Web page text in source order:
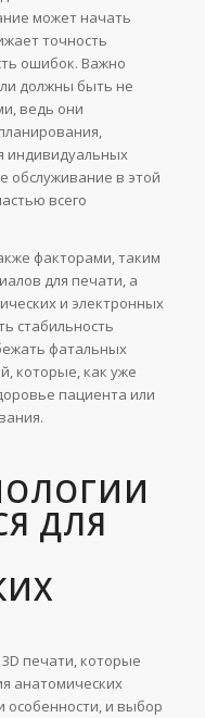
может начать
точность
ошибок. Важно
должны быть не
ведь они
индивидуальных
обслуживание в этой
всего
факторами, таким
для печати, а
и электронных
стабильность
фатальных
которые, как уже
пациента или
ДЛЯ
печати, которые
анатомических
особенности, и выбор